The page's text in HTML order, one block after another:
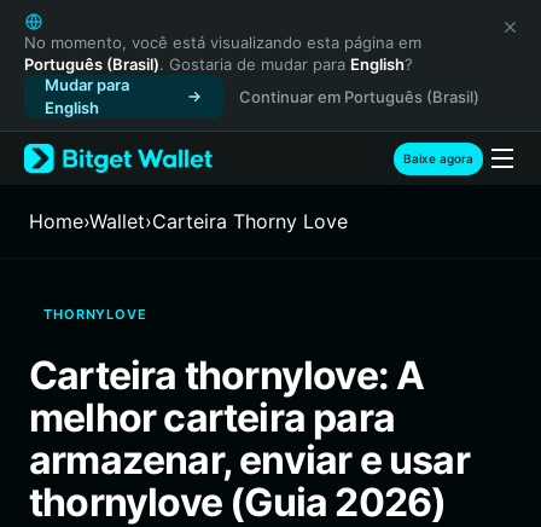
English
日本語
Tiếng Việt
Русский
Español (Latinoamérica)
Türkçe
Français
繁體中文
Bahasa Indonesia
ภาษาไทย
Español
Português (Brasil)
No momento, você está visualizando esta página em
Português (Brasil). Gostaria de mudar para English?
Mudar para
English
Continuar em Português (Brasil)
Baixe agora
Home›Wallet›Carteira Thorny Love
THORNYLOVE
Carteira thornylove: A
melhor carteira para
armazenar, enviar e usar
thornylove (Guia 2026)